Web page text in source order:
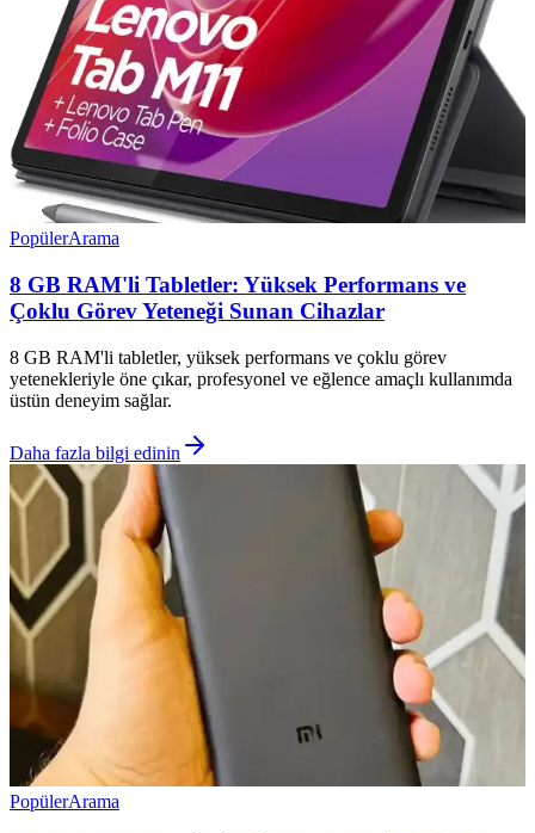
PopülerArama
8 GB RAM'li Tabletler: Yüksek Performans ve
Çoklu Görev Yeteneği Sunan Cihazlar
8 GB RAM'li tabletler, yüksek performans ve çoklu görev
yetenekleriyle öne çıkar, profesyonel ve eğlence amaçlı kullanımda
üstün deneyim sağlar.
Daha fazla bilgi edinin
PopülerArama